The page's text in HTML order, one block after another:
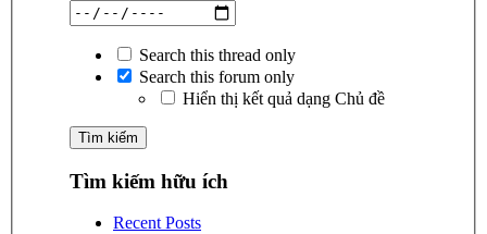
Search this thread only
Search this forum only
Hiển thị kết quả dạng Chủ đề
Tìm kiếm hữu ích
Recent Posts